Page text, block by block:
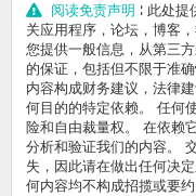
阅读免责声明 : 此处提
关应用程序，论坛，博客
您提供一般信息，从第三
的保证，包括但不限于准
内容构成财务建议，法律
何目的的特定依赖。 任何
险和自由裁量权。 在依赖
分析和验证我们的内容。
失，因此请在做出任何决
何内容均不构成招揽或要约